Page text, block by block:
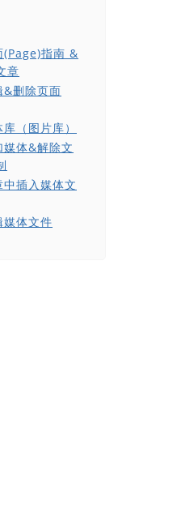
指南 &
章
删除页面
（图片库）
体&解除文
插入媒体文
体文件